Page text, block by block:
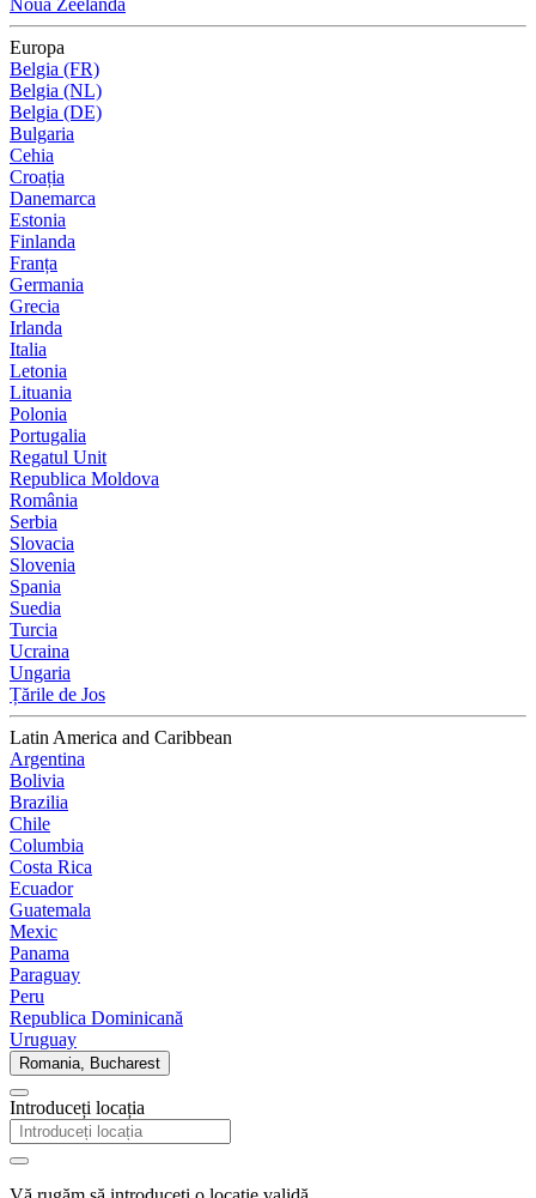
Europa
Belgia (FR)
Belgia (NL)
Belgia (DE)
Bulgaria
Cehia
Croația
Danemarca
Estonia
Finlanda
Franța
Germania
Grecia
Irlanda
Italia
Letonia
Lituania
Polonia
Portugalia
Regatul Unit
Republica Moldova
România
Serbia
Slovacia
Slovenia
Spania
Suedia
Turcia
Ucraina
Ungaria
Țările de Jos
Latin America and Caribbean
Argentina
Bolivia
Brazilia
Chile
Columbia
Costa Rica
Ecuador
Guatemala
Mexic
Panama
Paraguay
Peru
Republica Dominicană
Uruguay
Romania, Bucharest
Introduceți locația